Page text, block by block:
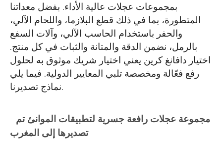
بمجموعات عجلات عالية الأداء. بفضل معداتنا
المتطورة، بما في ذلك قطع البلازما، واللحام الآلي،
والحفر باستخدام الحاسب الآلي، وآلات السفع
بالرمل، نضمن الدقة والمتانة والثبات في كل منتج.
اختيار دافانغ كرين يعني اختيار شريك موثوق به لحلول
رفع فعّالة ومخصصة تلبي المعايير الدولية. فيما يلي
نماذج تصديرنا.
مجموعة عجلات رافعة جسرية لتطبيقات الموانئ تم
تصديرها إلى المغرب